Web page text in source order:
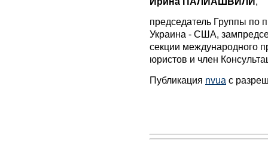
председатель Группы по
Украина - США,
секции международного
юристов и член
Публикация nvua с